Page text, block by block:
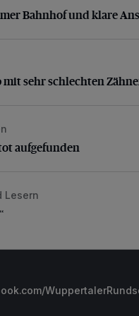
Bahnhof und klare
sehr schlechten Zähnen
sehr schlechten
aufgefunden
aufgefunden
Lesern